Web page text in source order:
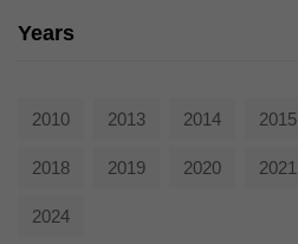
Years
2010 2013 2014 2015
2018 2019 2020 2021
2024
powered by Borlabs Cookie